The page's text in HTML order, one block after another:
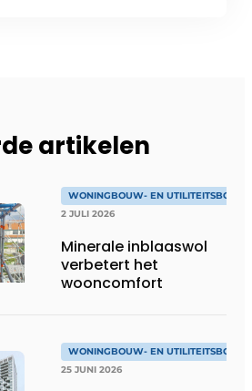
artikelen
WONINGBOUW- EN UTILITEITSBOUW
2 JULI 2026
Minerale inblaaswol
verbetert het
wooncomfort
WONINGBOUW- EN UTILITEITSBOUW
25 JUNI 2026